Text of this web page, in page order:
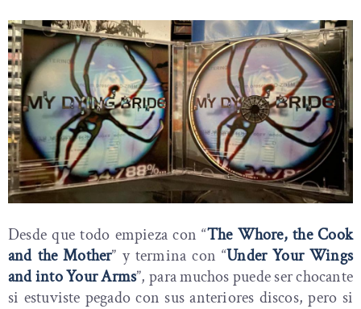
Desde que todo empieza con “The Whore, the Cook
and the Mother” y termina con “Under Your Wings
and into Your Arms”, para muchos puede ser chocante
si estuviste pegado con sus anteriores discos, pero si